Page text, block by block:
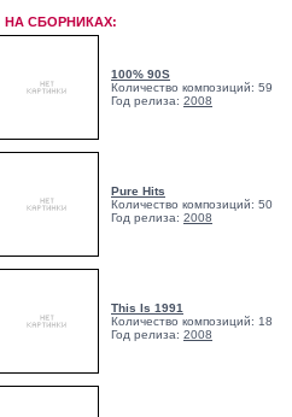
НА СБОРНИКАХ:
100% 90S
Количество композиций: 59
Год релиза: 2008
Pure Hits
Количество композиций: 50
Год релиза: 2008
This Is 1991
Количество композиций: 18
Год релиза: 2008